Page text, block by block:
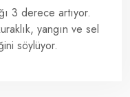
3 derece artıyor.
yangın ve sel
söylüyor.